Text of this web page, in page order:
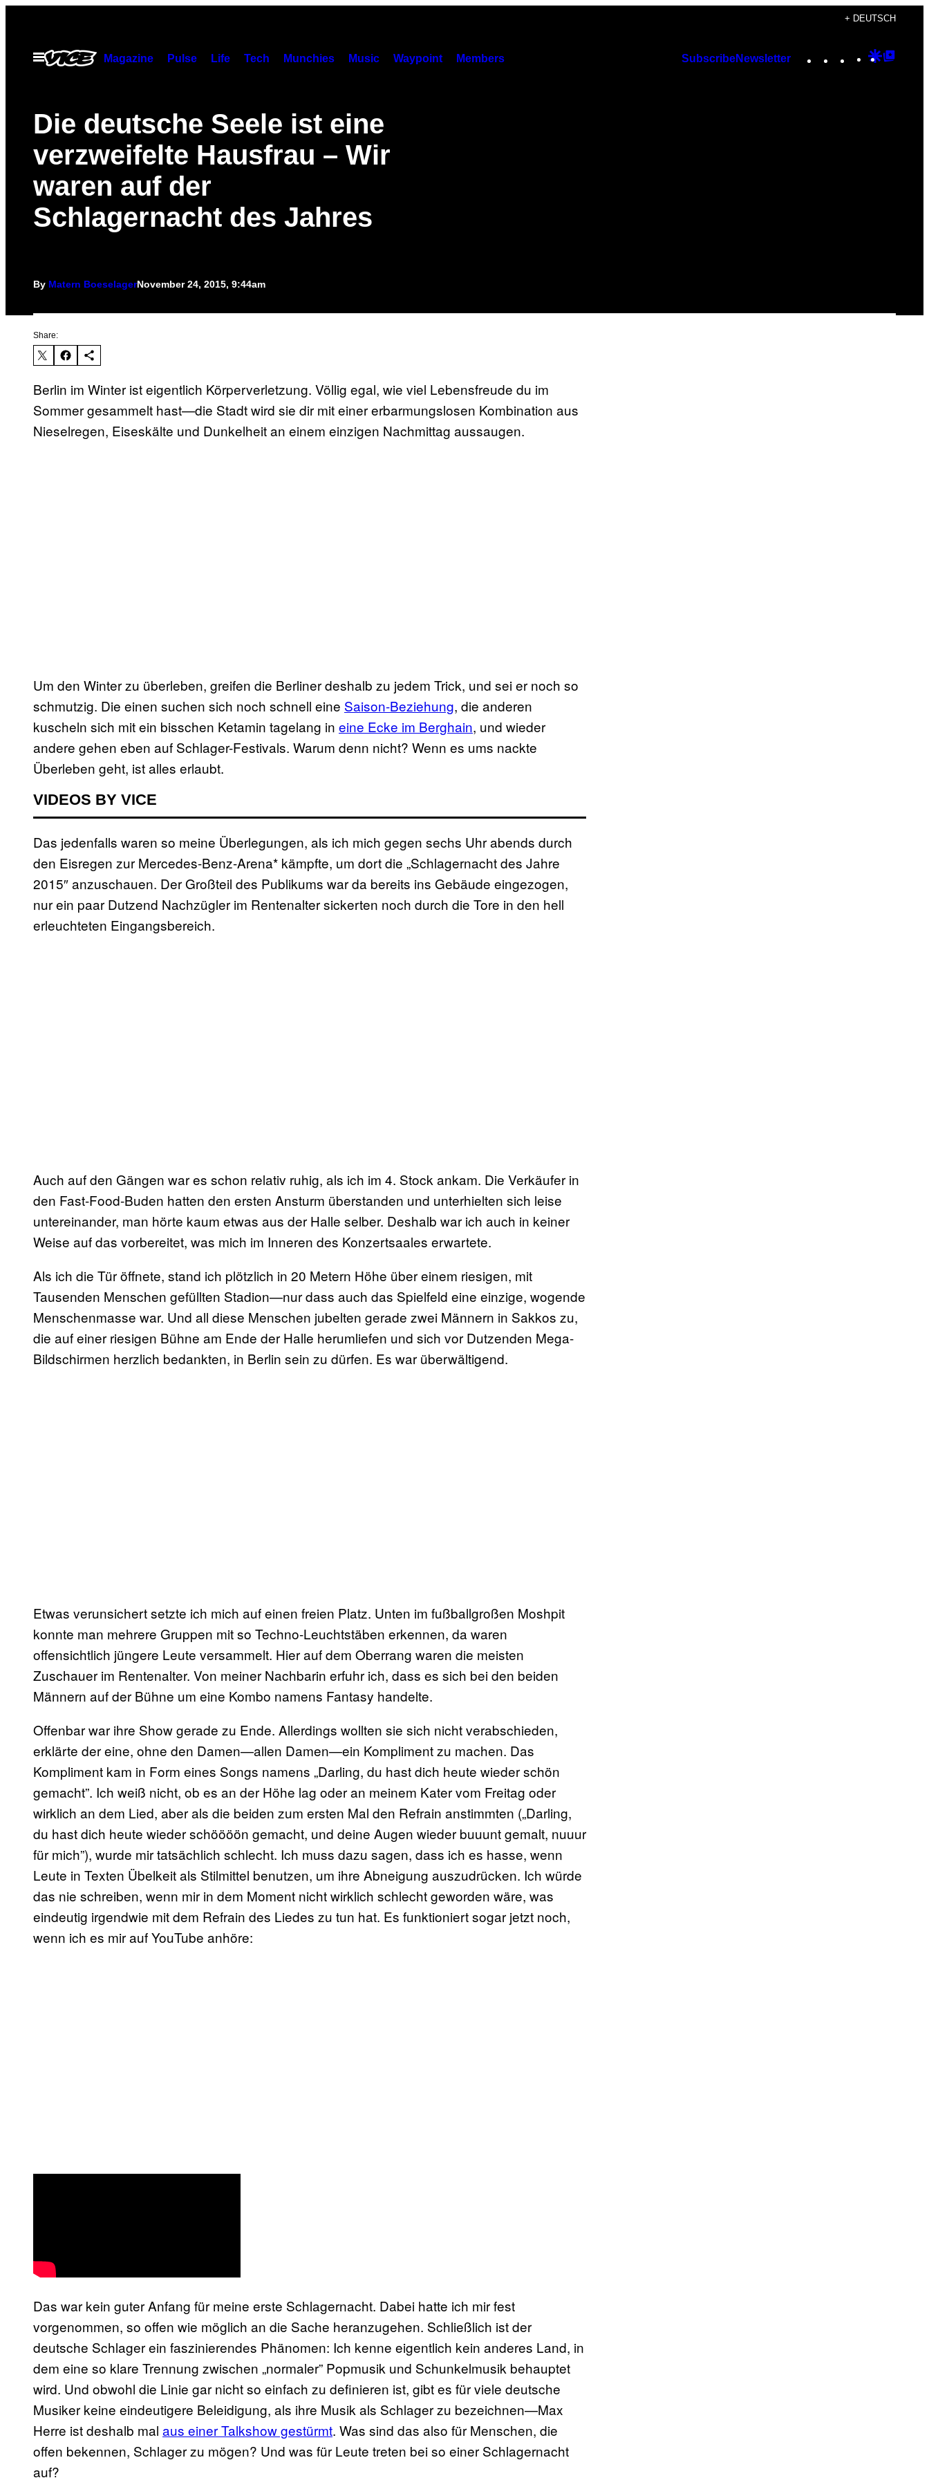
content
+ DEUTSCH
Open
Menu
Magazine Pulse Life Tech Munchies Music Waypoint Members SubscribeNewsletter Instagram
TikTok
YouTube
Google
Die deutsche Seele ist eine
verzweifelte Hausfrau – Wir
waren auf der
Schlagernacht des Jahres
By Matern BoeselagerNovember 24, 2015, 9:44am
Share:
Berlin im Winter ist eigentlich Körperverletzung. Völlig egal, wie viel Lebensfreude du im
Sommer gesammelt hast—die Stadt wird sie dir mit einer erbarmungslosen Kombination aus
Nieselregen, Eiseskälte und Dunkelheit an einem einzigen Nachmittag aussaugen.
Um den Winter zu überleben, greifen die Berliner deshalb zu jedem Trick, und sei er noch so
schmutzig. Die einen suchen sich noch schnell eine Saison-Beziehung, die anderen
kuscheln sich mit ein bisschen Ketamin tagelang in eine Ecke im Berghain, und wieder
andere gehen eben auf Schlager-Festivals. Warum denn nicht? Wenn es ums nackte
Überleben geht, ist alles erlaubt.
VIDEOS BY VICE
Das jedenfalls waren so meine Überlegungen, als ich mich gegen sechs Uhr abends durch
den Eisregen zur Mercedes-Benz-Arena* kämpfte, um dort die „Schlagernacht des Jahre
2015″ anzuschauen. Der Großteil des Publikums war da bereits ins Gebäude eingezogen,
nur ein paar Dutzend Nachzügler im Rentenalter sickerten noch durch die Tore in den hell
erleuchteten Eingangsbereich.
Auch auf den Gängen war es schon relativ ruhig, als ich im 4. Stock ankam. Die Verkäufer in
den Fast-Food-Buden hatten den ersten Ansturm überstanden und unterhielten sich leise
untereinander, man hörte kaum etwas aus der Halle selber. Deshalb war ich auch in keiner
Weise auf das vorbereitet, was mich im Inneren des Konzertsaales erwartete.
Als ich die Tür öffnete, stand ich plötzlich in 20 Metern Höhe über einem riesigen, mit
Tausenden Menschen gefüllten Stadion—nur dass auch das Spielfeld eine einzige, wogende
Menschenmasse war. Und all diese Menschen jubelten gerade zwei Männern in Sakkos zu,
die auf einer riesigen Bühne am Ende der Halle herumliefen und sich vor Dutzenden Mega-
Bildschirmen herzlich bedankten, in Berlin sein zu dürfen. Es war überwältigend.
Etwas verunsichert setzte ich mich auf einen freien Platz. Unten im fußballgroßen Moshpit
konnte man mehrere Gruppen mit so Techno-Leuchtstäben erkennen, da waren
offensichtlich jüngere Leute versammelt. Hier auf dem Oberrang waren die meisten
Zuschauer im Rentenalter. Von meiner Nachbarin erfuhr ich, dass es sich bei den beiden
Männern auf der Bühne um eine Kombo namens Fantasy handelte.
Offenbar war ihre Show gerade zu Ende. Allerdings wollten sie sich nicht verabschieden,
erklärte der eine, ohne den Damen—allen Damen—ein Kompliment zu machen. Das
Kompliment kam in Form eines Songs namens „Darling, du hast dich heute wieder schön
gemacht”. Ich weiß nicht, ob es an der Höhe lag oder an meinem Kater vom Freitag oder
wirklich an dem Lied, aber als die beiden zum ersten Mal den Refrain anstimmten („Darling,
du hast dich heute wieder schöööön gemacht, und deine Augen wieder buuunt gemalt, nuuur
für mich”), wurde mir tatsächlich schlecht. Ich muss dazu sagen, dass ich es hasse, wenn
Leute in Texten Übelkeit als Stilmittel benutzen, um ihre Abneigung auszudrücken. Ich würde
das nie schreiben, wenn mir in dem Moment nicht wirklich schlecht geworden wäre, was
eindeutig irgendwie mit dem Refrain des Liedes zu tun hat. Es funktioniert sogar jetzt noch,
wenn ich es mir auf YouTube anhöre:
Das war kein guter Anfang für meine erste Schlagernacht. Dabei hatte ich mir fest
vorgenommen, so offen wie möglich an die Sache heranzugehen. Schließlich ist der
deutsche Schlager ein faszinierendes Phänomen: Ich kenne eigentlich kein anderes Land, in
dem eine so klare Trennung zwischen „normaler” Popmusik und Schunkelmusik behauptet
wird. Und obwohl die Linie gar nicht so einfach zu definieren ist, gibt es für viele deutsche
Musiker keine eindeutigere Beleidigung, als ihre Musik als Schlager zu bezeichnen—Max
Herre ist deshalb mal aus einer Talkshow gestürmt. Was sind das also für Menschen, die
offen bekennen, Schlager zu mögen? Und was für Leute treten bei so einer Schlagernacht
auf?